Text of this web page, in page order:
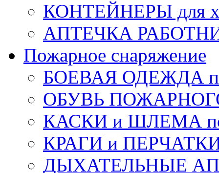
КОНТЕЙНЕРЫ для
АПТЕЧКА
Пожарное снаряжение
БОЕВАЯ ОДЕЖДА
ОБУВЬ
КАСКИ и ШЛЕМА
КРАГИ и ПЕРЧАТКИ
ДЫХАТЕЛЬНЫЕ